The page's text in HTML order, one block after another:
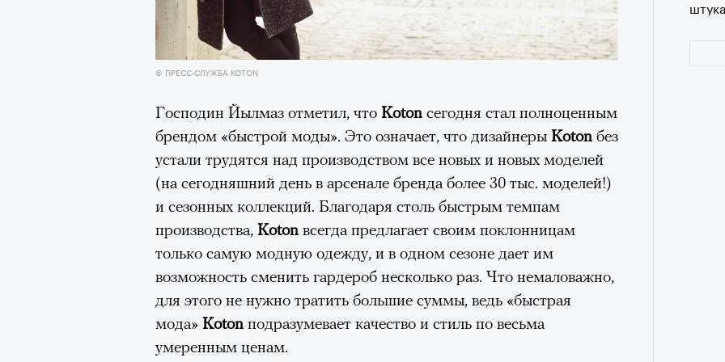
© ПРЕСС-СЛУЖБА KOTON
Господин Йылмаз отметил, что Koton сегодня стал полноценным
брендом «быстрой моды». Это означает, что дизайнеры Koton без
устали трудятся над производством все новых и новых моделей
(на сегодняшний день в арсенале бренда более 30 тыс. моделей!)
и сезонных коллекций. Благодаря столь быстрым темпам
производства, Koton всегда предлагает своим поклонницам
только самую модную одежду, и в одном сезоне дает им
возможность сменить гардероб несколько раз. Что немаловажно,
для этого не нужно тратить большие суммы, ведь «быстрая
мода» Koton подразумевает качество и стиль по весьма
умеренным ценам.
Большинство альпинистов идут в горы не ради опасности, а
ради ощущения ясности
, свободы и внутреннего смысла.
Успешных альпинистов отличаютпсихологическая
готовность переносить лишения.
Опыт восхождений помогаетиначе смотреть на эмоции,
делая человека более собранным.
30 июля 2026 года в пакистанском Каракорумепогибвсемирно
известный непальский альпинист Нирмал Пурджа. Экспедиция
из десяти человек, которую он возглавлял, попала под лавину на
склоне Броуд-Пик. 2 августа спасатели обнаружили тела
погибших. Бывший британский спецназовец шел к
историческому рекорду — он планировал стать первым